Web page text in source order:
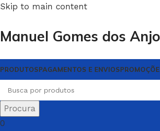
Skip to main content
Manuel Gomes dos
PRODUTOSPAGAMENTOS E ENVIOS
Procura
0